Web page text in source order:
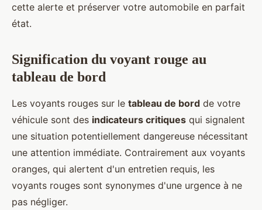
cette alerte et préserver votre automobile en parfait
état.
Signification du voyant rouge au
tableau de bord
Les voyants rouges sur le tableau de bord de votre
véhicule sont des indicateurs critiques qui signalent
une situation potentiellement dangereuse nécessitant
une attention immédiate. Contrairement aux voyants
oranges, qui alertent d'un entretien requis, les
voyants rouges sont synonymes d'une urgence à ne
pas négliger.